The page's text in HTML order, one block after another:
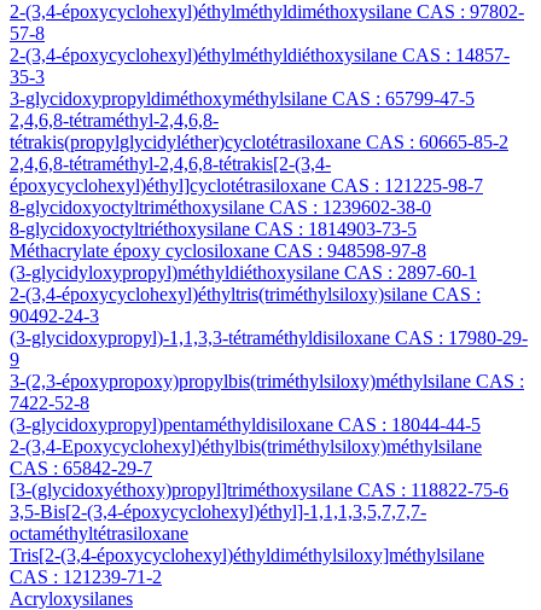
2-(3,4-époxycyclohexyl)éthylméthyldiméthoxysilane CAS : 97802-
57-8
2-(3,4-époxycyclohexyl)éthylméthyldiéthoxysilane CAS : 14857-
35-3
3-glycidoxypropyldiméthoxyméthylsilane CAS : 65799-47-5
2,4,6,8-tétraméthyl-2,4,6,8-
tétrakis(propylglycidyléther)cyclotétrasiloxane CAS : 60665-85-2
2,4,6,8-tétraméthyl-2,4,6,8-tétrakis[2-(3,4-
époxycyclohexyl)éthyl]cyclotétrasiloxane CAS : 121225-98-7
8-glycidoxyoctyltriméthoxysilane CAS : 1239602-38-0
8-glycidoxyoctyltriéthoxysilane CAS : 1814903-73-5
Méthacrylate époxy cyclosiloxane CAS : 948598-97-8
(3-glycidyloxypropyl)méthyldiéthoxysilane CAS : 2897-60-1
2-(3,4-époxycyclohexyl)éthyltris(triméthylsiloxy)silane CAS :
90492-24-3
(3-glycidoxypropyl)-1,1,3,3-tétraméthyldisiloxane CAS : 17980-29-
9
3-(2,3-époxypropoxy)propylbis(triméthylsiloxy)méthylsilane CAS :
7422-52-8
(3-glycidoxypropyl)pentaméthyldisiloxane CAS : 18044-44-5
2-(3,4-Epoxycyclohexyl)éthylbis(triméthylsiloxy)méthylsilane
CAS : 65842-29-7
[3-(glycidoxyéthoxy)propyl]triméthoxysilane CAS : 118822-75-6
3,5-Bis[2-(3,4-époxycyclohexyl)éthyl]-1,1,1,3,5,7,7,7-
octaméthyltétrasiloxane
Tris[2-(3,4-époxycyclohexyl)éthyldiméthylsiloxy]méthylsilane
CAS : 121239-71-2
Acryloxysilanes